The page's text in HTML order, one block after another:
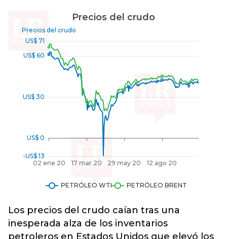
Los precios del crudo caían tras una
inesperada alza de los inventarios
petroleros en Estados Unidos que elevó los